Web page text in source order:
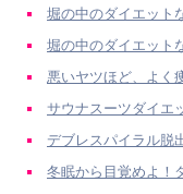
堀の中のダイエット
堀の中のダイエット
悪いヤツほど、よく
サウナスーツダイエ
デブレスパイラル脱
冬眠から目覚めよ！